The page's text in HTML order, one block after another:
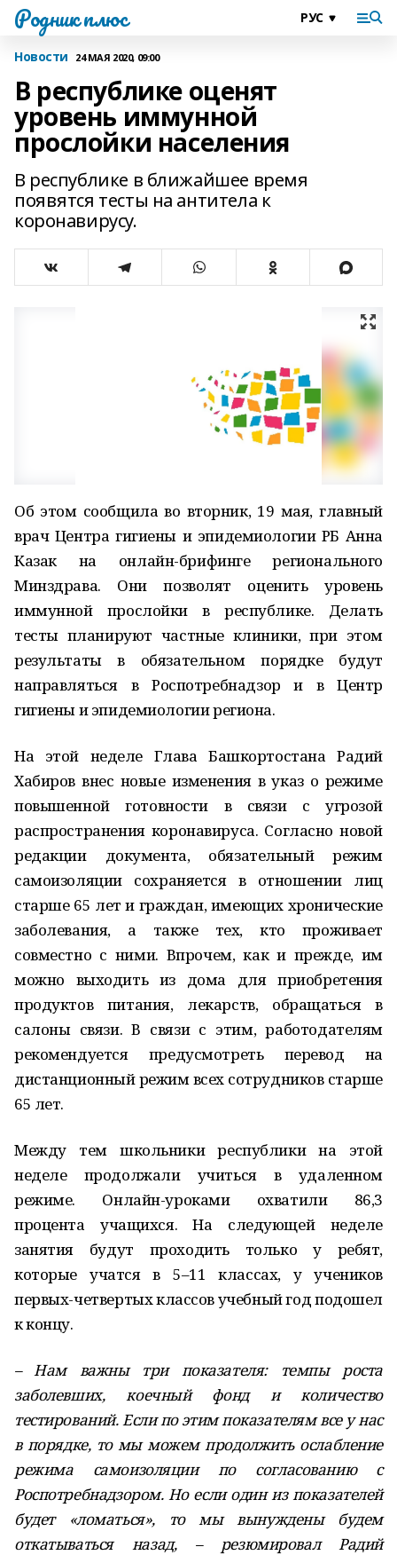
Родник плюс
Новости 24 МАЯ 2020, 09:00
В республике оценят
уровень иммунной
прослойки населения
В республике в ближайшее время
появятся тесты на антитела к
коронавирусу.
Об этом сообщила во вторник, 19 мая, главный
врач Центра гигиены и эпидемиологии РБ Анна
Казак на онлайн-брифинге регионального
Минздрава. Они позволят оценить уровень
иммунной прослойки в республике. Делать
тесты планируют частные клиники, при этом
результаты в обязательном порядке будут
направляться в Роспотребнадзор и в Центр
гигиены и эпидемиологии региона.
На этой неделе Глава Башкортостана Радий
Хабиров внес новые изменения в указ о режиме
повышенной готовности в связи с угрозой
распространения коронавируса. Согласно новой
редакции документа, обязательный режим
самоизоляции сохраняется в отношении лиц
старше 65 лет и граждан, имеющих хронические
заболевания, а также тех, кто проживает
совместно с ними. Впрочем, как и прежде, им
можно выходить из дома для приобретения
продуктов питания, лекарств, обращаться в
салоны связи. В связи с этим, работодателям
рекомендуется предусмотреть перевод на
дистанционный режим всех сотрудников старше
65 лет.
Между тем школьники республики на этой
неделе продолжали учиться в удаленном
режиме. Онлайн-уроками охватили 86,3
процента учащихся. На следующей неделе
занятия будут проходить только у ребят,
которые учатся в 5–11 классах, у учеников
первых-четвертых классов учебный год подошел
к концу.
– Нам важны три показателя: темпы роста
заболевших, коечный фонд и количество
тестирований. Если по этим показателям все у нас
в порядке, то мы можем продолжить ослабление
режима самоизоляции по согласованию с
Роспотребнадзором. Но если один из показателей
будет «ломаться», то мы вынуждены будем
откатываться назад, – резюмировал Радий